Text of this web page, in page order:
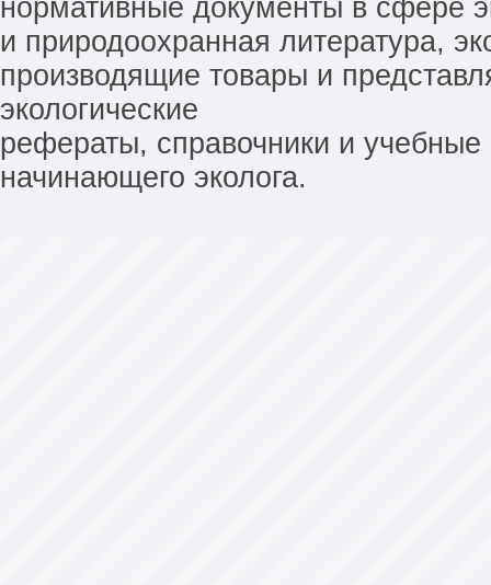
нормативные документы в сфере
и природоохранная литература,
производящие товары и
экологические
рефераты, справочники и
начинающего эколога.